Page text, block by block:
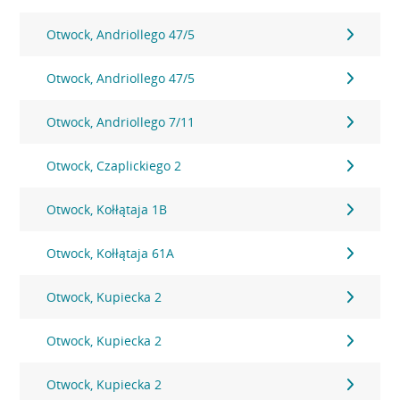
Otwock, Andriollego 47/5
Otwock, Andriollego 47/5
Otwock, Andriollego 7/11
Otwock, Czaplickiego 2
Otwock, Kołłątaja 1B
Otwock, Kołłątaja 61A
Otwock, Kupiecka 2
Otwock, Kupiecka 2
Otwock, Kupiecka 2